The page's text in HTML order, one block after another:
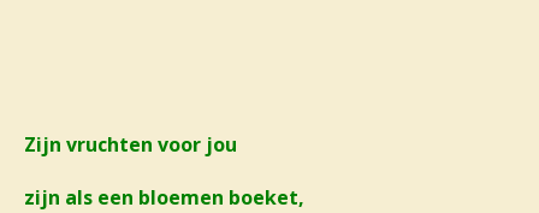
Zijn vruchten voor jou
zijn als een bloemen boeket,